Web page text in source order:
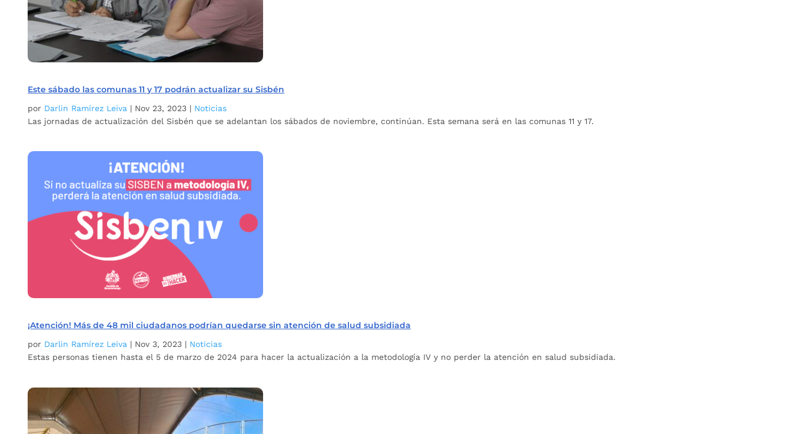
Este sábado las comunas 11 y 17 podrán actualizar su Sisbén
por Darlin Ramírez Leiva | Nov 23, 2023 | Noticias
Las jornadas de actualización del Sisbén que se adelantan los sábados de noviembre, continúan. Esta semana será en las comunas 11 y 17.
¡Atención! Más de 48 mil ciudadanos podrían quedarse sin atención de salud subsidiada
por Darlin Ramírez Leiva | Nov 3, 2023 | Noticias
Estas personas tienen hasta el 5 de marzo de 2024 para hacer la actualización a la metodología IV y no perder la atención en salud subsidiada.